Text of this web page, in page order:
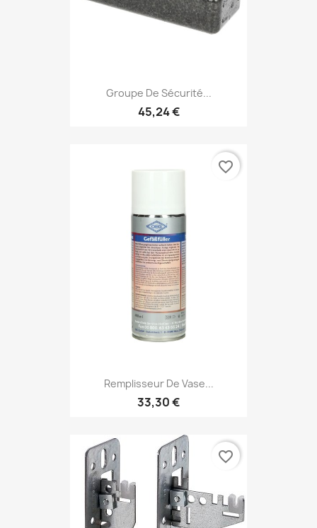
Groupe De Sécurité...
45,24 €
Remplisseur De Vase...
33,30 €
favorite_border
favorite_border